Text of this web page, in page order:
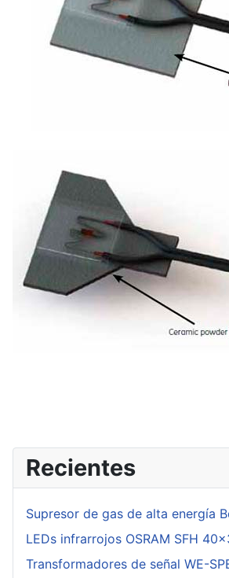
Recientes
Supresor de gas de alta energía
LEDs infrarrojos OSRAM SFH
Transformadores de señal WE-